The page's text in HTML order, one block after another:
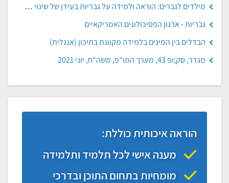
מילדים לגברים: הוראה ולמידה על גבריות בעידן של שינוי (אנגלית)
גבריות - ארגון הפסיכולוגים האמריקאיים
הבדלים בין המינים בלמידה מקוונת בתיכון (אנגלית)
מגדר, סק;ופ 43, מערך המו"פ, משה"ח, יוני 2021
הוראה איכותית כוללת:
מענה אישי לכל תלמיד ותלמידה
מומחיות בתחום התוכן ובדרכי